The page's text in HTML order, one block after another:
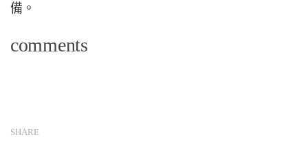
備。
comments
SHARE